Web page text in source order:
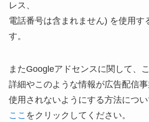
レス、
電話番号は含まれません) を使用す
す。
またGoogleアドセンスに関して、
詳細やこのような情報が広告配信
使用されないようにする方法につい
ここ をクリックしてください。